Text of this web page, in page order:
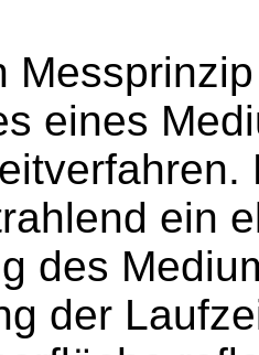
eines
ein
des
der